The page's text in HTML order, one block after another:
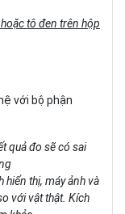
tô đen trên hộp
với bộ phận
quả đo sẽ có sai
hiển thị, máy ảnh và
với vật thật. Kích